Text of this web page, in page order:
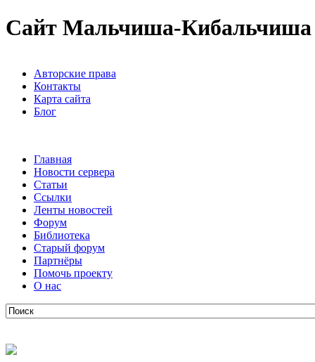
Сайт Мальчиша-Кибальчиша
Авторские права
Контакты
Карта сайта
Блог
Главная
Новости сервера
Статьи
Ссылки
Ленты новостей
Форум
Библиотека
Старый форум
Партнёры
Помочь проекту
О нас